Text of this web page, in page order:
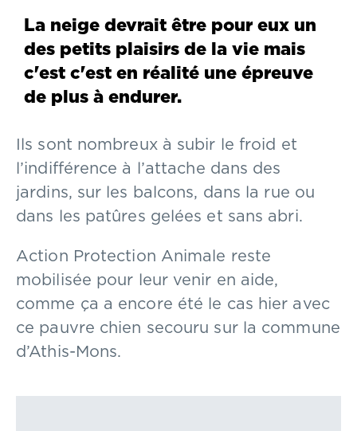
La neige devrait être pour eux un
des petits plaisirs de la vie mais
c'est c'est en réalité une épreuve
de plus à endurer.
Ils sont nombreux à subir le froid et
l’indifférence à l’attache dans des
jardins, sur les balcons, dans la rue ou
dans les patûres gelées et sans abri.
Action Protection Animale reste
mobilisée pour leur venir en aide,
comme ça a encore été le cas hier avec
ce pauvre chien secouru sur la commune
d’Athis-Mons.